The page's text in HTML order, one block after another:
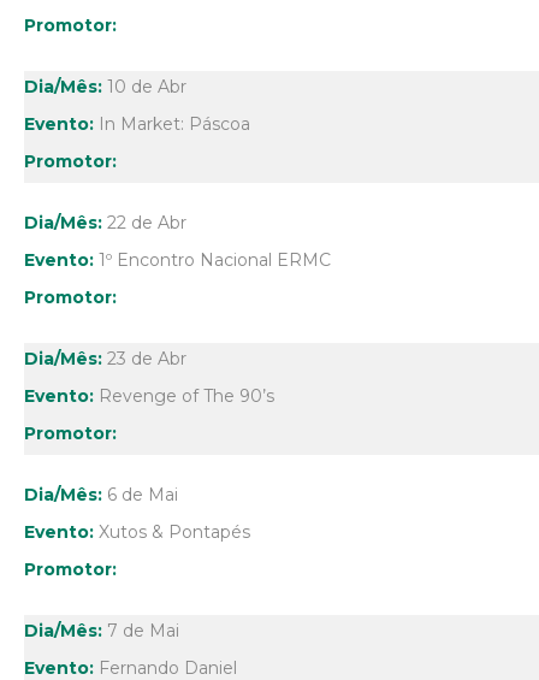
10 de Abr
In Market: Páscoa
22 de Abr
1º Encontro Nacional ERMC
23 de Abr
Revenge of The 90’s
6 de Mai
Xutos & Pontapés
7 de Mai
Fernando Daniel